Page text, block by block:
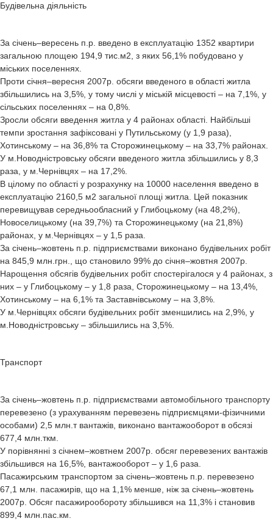
Будівельна діяльність
За січень–вересень п.р. введено в експлуатацію 1352 квартири
загальною площею 194,9 тис.м2, з яких 56,1% побудовано у
міських поселеннях.
Проти січня–вересня 2007р. обсяги введеного в області житла
збільшились на 3,5%, у тому числі у міській місцевості – на 7,1%, у
сільських поселеннях – на 0,8%.
Зросли обсяги введення житла у 4 районах області. Найбільші
темпи зростання зафіксовані у Путильському (у 1,9 раза),
Хотинському – на 36,8% та Сторожинецькому – на 33,7% районах.
У м.Новодністровську обсяги введеного житла збільшились у 8,3
раза, у м.Чернівцях – на 17,2%.
В цілому по області у розрахунку на 10000 населення введено в
експлуатацію 2160,5 м2 загальної площі житла. Цей показник
перевищував середньообласний у Глибоцькому (на 48,2%),
Новоселицькому (на 39,7%) та Сторожинецькому (на 21,8%)
районах, у м.Чернівцях – у 1,5 раза.
За січень–жовтень п.р. підприємствами виконано будівельних робіт
на 845,9 млн.грн., що становило 99% до січня–жовтня 2007р.
Нарощення обсягів будівельних робіт спостерігалося у 4 районах, з
них – у Глибоцькому – у 1,8 раза, Сторожинецькому – на 13,4%,
Хотинському – на 6,1% та Заставнівському – на 3,8%.
У м.Чернівцях обсяги будівельних робіт зменшились на 2,9%, у
м.Новодністровську – збільшились на 3,5%.
Транспорт
За січень–жовтень п.р. підприємствами автомобільного транспорту
перевезено (з урахуванням перевезень підприємцями-фізичними
особами) 2,5 млн.т вантажів, виконано вантажооборот в обсязі
677,4 млн.ткм.
У порівнянні з січнем–жовтнем 2007р. обсяг перевезених вантажів
збільшився на 16,5%, вантажооборот – у 1,6 раза.
Пасажирським транспортом за січень–жовтень п.р. перевезено
67,1 млн. пасажирів, що на 1,1% менше, ніж за січень–жовтень
2007р. Обсяг пасажирообороту збільшився на 11,3% і становив
899,4 млн.пас.км.